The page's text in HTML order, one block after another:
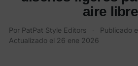
aire libre
Por PatPat Style Editors Publicado
Actualizado el 26 ene 2026